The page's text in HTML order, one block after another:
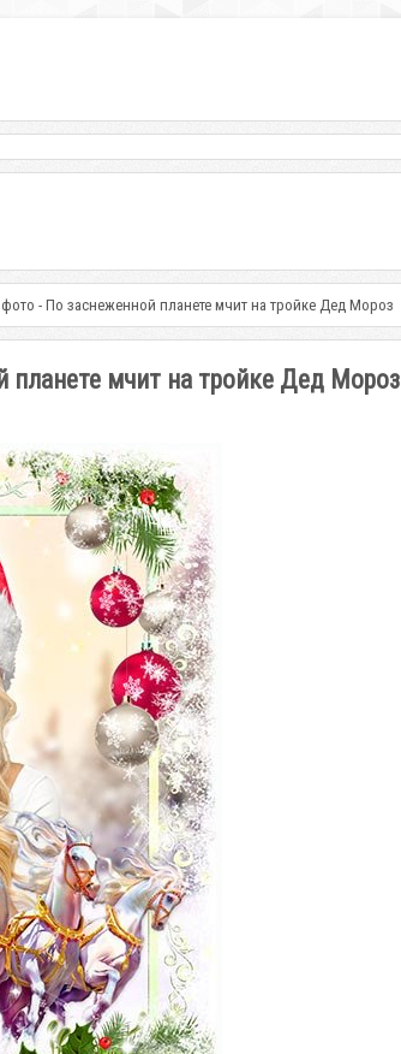
- По заснеженной планете мчит на тройке Дед Мороз
планете мчит на тройке Дед Мороз